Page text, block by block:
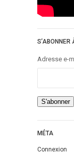
S’ABONNER
Adresse e-
MÉTA
Connexion